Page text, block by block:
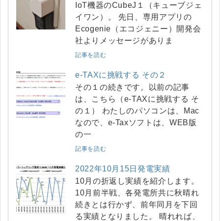
IoT機器のCubeJ１（キューブジェ
イワン）。 先日、専用アプリの
Ecogenie（エコジェニー）開発会
社よりメッセージがありま
記事を読む
e-TAXに挑戦する その２
その１の続きです。以前の記事
は、こちら（e-TAXに挑戦する そ
の１） わたしのパソコンは、Mac
なので、e-Taxソフトは、WEB版
の一
記事を読む
2022年10月15日発電実績
10月の折返し実績を紹介します。
10月前半戦、各発電所共に秋晴れ
続きとは行かず、前年同月を下回
る実績となりました。 晴れれば、